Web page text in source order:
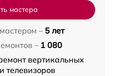
мастера
– 5 лет
– 1 080
вертикальных
телевизоров